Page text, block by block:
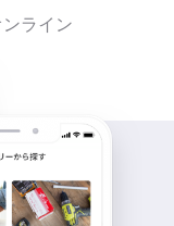
ンライン